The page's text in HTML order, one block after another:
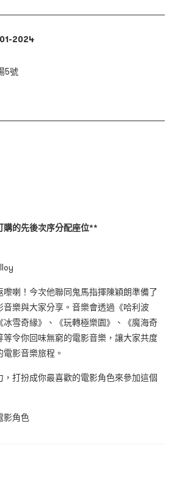
2024
5號
的先後次序分配座位**
喇！今次他聯同鬼馬指揮陳穎朗準備了
音樂與大家分享。音樂會透過《哈利波
雪奇緣》、《玩轉極樂園》、《魔海奇
令你回味無窮的電影音樂，讓大家共度
影音樂旅程。
打扮成你最喜歡的電影角色來參加這個
影角色